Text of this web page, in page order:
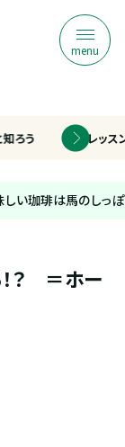
menu
ろう 乗馬レッス
しい珈琲は馬のしっ
？　＝ホー